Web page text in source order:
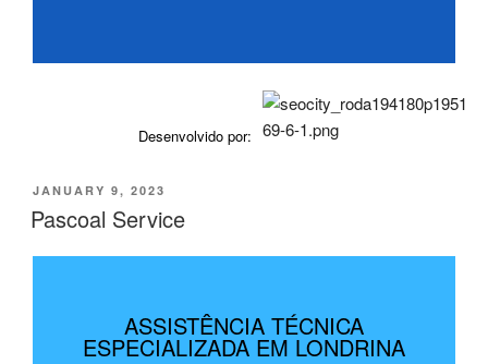
Desenvolvido por:
JANUARY 9, 2023
Pascoal Service
ASSISTÊNCIA TÉCNICA
ESPECIALIZADA EM LONDRINA